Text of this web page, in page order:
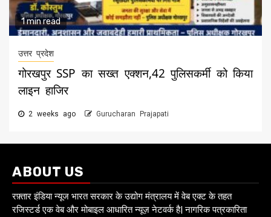
1 min read
उत्तर प्रदेश
गोरखपुर SSP का सख्त एक्शन,42 पुलिसकर्मी को किया
लाइन हाजिर
2 weeks ago Gurucharan Prajapati
ABOUT US
रफ़्तार इंडिया न्यूज भारत सरकार के उद्योग मंत्रालय में वेब एक्ट के तहत
रजिस्टर्ड एक वेब और मोबाइल आधारित न्यूज़ नेटवर्क है| नागरिक पत्रकारिता